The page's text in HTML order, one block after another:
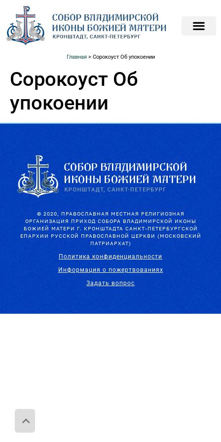
Главная> Сорокоуст Об упокоении
Сорокоуст Об
упокоении
© 2020, ПРАВОСЛАВНАЯ МЕСТНАЯ РЕЛИГИОЗНАЯ
ОРГАНИЗАЦИЯ ПРИХОД СОБОРА ВЛАДИМИРСКОЙ ИКОНЫ
БОЖИЕЙ МАТЕРИ Г. КРОНШТАДТА САНКТ-ПЕТЕРБУРГСКОЙ
ЕПАРХИИ РУССКОЙ ПРАВОСЛАВНОЙ ЦЕРКВИ (МОСКОВСКИЙ
ПАТРИАРХАТ)
Политика конфиденциальности
Информация о пожертвованиях
Задать вопрос